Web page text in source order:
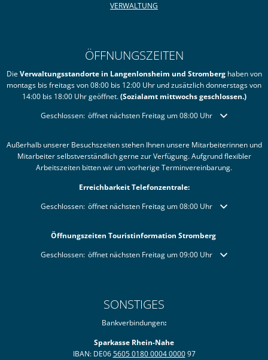
VERWALTUNG
ÖFFNUNGSZEITEN
DieVerwaltungsstandorte in Langenlonsheim und Stromberghaben von
montags bis freitags von 08:00 bis 12:00 Uhr und zusätzlich donnerstags von
14:00 bis 18:00 Uhr geöffnet.(Sozialamt mittwochs geschlossen.)
Klicken, um weitere Öffnungs- oder Schließzeiten auszublenden
Geschlossen: öffnet nächsten Freitag um 08:00 Uhr
Außerhalb unserer Besuchszeiten stehen Ihnen unsere Mitarbeiterinnen und
Mitarbeiter selbstverständlich gerne zur Verfügung. Aufgrund flexibler
Arbeitszeiten bitten wir um vorherige Terminvereinbarung.
Erreichbarkeit Telefonzentrale:
Klicken, um weitere Öffnungs- oder Schließzeiten auszublenden
Geschlossen: öffnet nächsten Freitag um 08:00 Uhr
Öffnungszeiten Touristinformation Stromberg
Klicken, um weitere Öffnungs- oder Schließzeiten auszublenden
Geschlossen: öffnet nächsten Freitag um 09:00 Uhr
SONSTIGES
Bankverbindungen:
Sparkasse Rhein-Nahe
IBAN: DE065605 0180 0004 000097